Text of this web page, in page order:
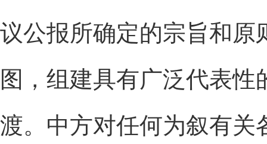
议公报所确定的宗旨和原
图，组建具有广泛代表
渡。中方对任何为叙有关